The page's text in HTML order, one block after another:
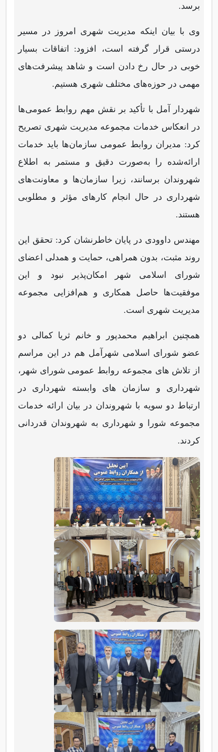
برسد.
وی با بیان اینکه مدیریت شهری امروز در مسیر
درستی قرار گرفته است، افزود: اتفاقات بسیار
خوبی در حال رخ دادن است و شاهد پیشرفت‌های
مهمی در حوزه‌های مختلف شهری هستیم.
شهردار آمل با تأکید بر نقش مهم روابط عمومی‌ها
در انعکاس خدمات مجموعه مدیریت شهری تصریح
کرد: مدیران روابط عمومی سازمان‌ها باید خدمات
ارائه‌شده را به‌صورت دقیق و مستمر به اطلاع
شهروندان برسانند، زیرا سازمان‌ها و معاونت‌های
شهرداری در حال انجام کارهای مؤثر و مطلوبی
هستند.
مهندس داوودی در پایان خاطرنشان کرد: تحقق این
روند مثبت، بدون همراهی، حمایت و همدلی اعضای
شورای اسلامی شهر امکان‌پذیر نبود و این
موفقیت‌ها حاصل همکاری و هم‌افزایی مجموعه
مدیریت شهری است.
همچنین ابراهیم محمدپور و خانم ثریا کمالی دو
عضو شورای اسلامی شهرآمل هم در این مراسم
از تلاش های مجموعه روابط عمومی شورای شهر،
شهرداری و سازمان های وابسته شهرداری در
ارتباط دو سویه با شهروندان در بیان ارائه خدمات
مجموعه شورا و شهرداری به شهروندان قدردانی
کردند.